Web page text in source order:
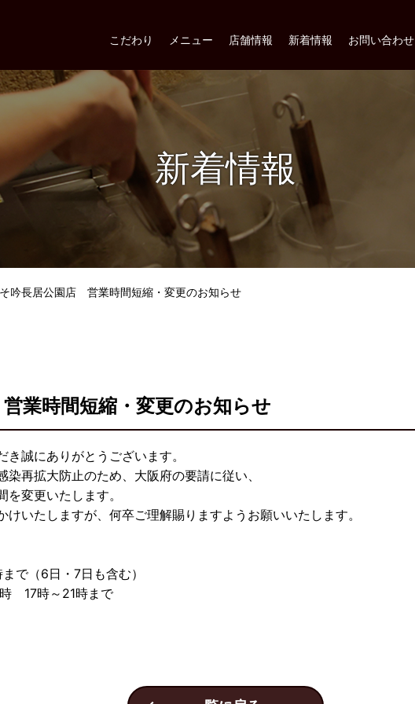
こだわり メニュー 店舗情報 新着情報 お問い合わせ
新着情報
吟長居公園店 営業時間短縮・変更のお知らせ
業時間短縮・変更のお知らせ
誠にありがとうございます。
再拡大防止のため、大阪府の要請に従い、
変更いたします。
いたしますが、何卒ご理解賜りますようお願いいたします。
で（6日・7日も含む）
17時～21時まで